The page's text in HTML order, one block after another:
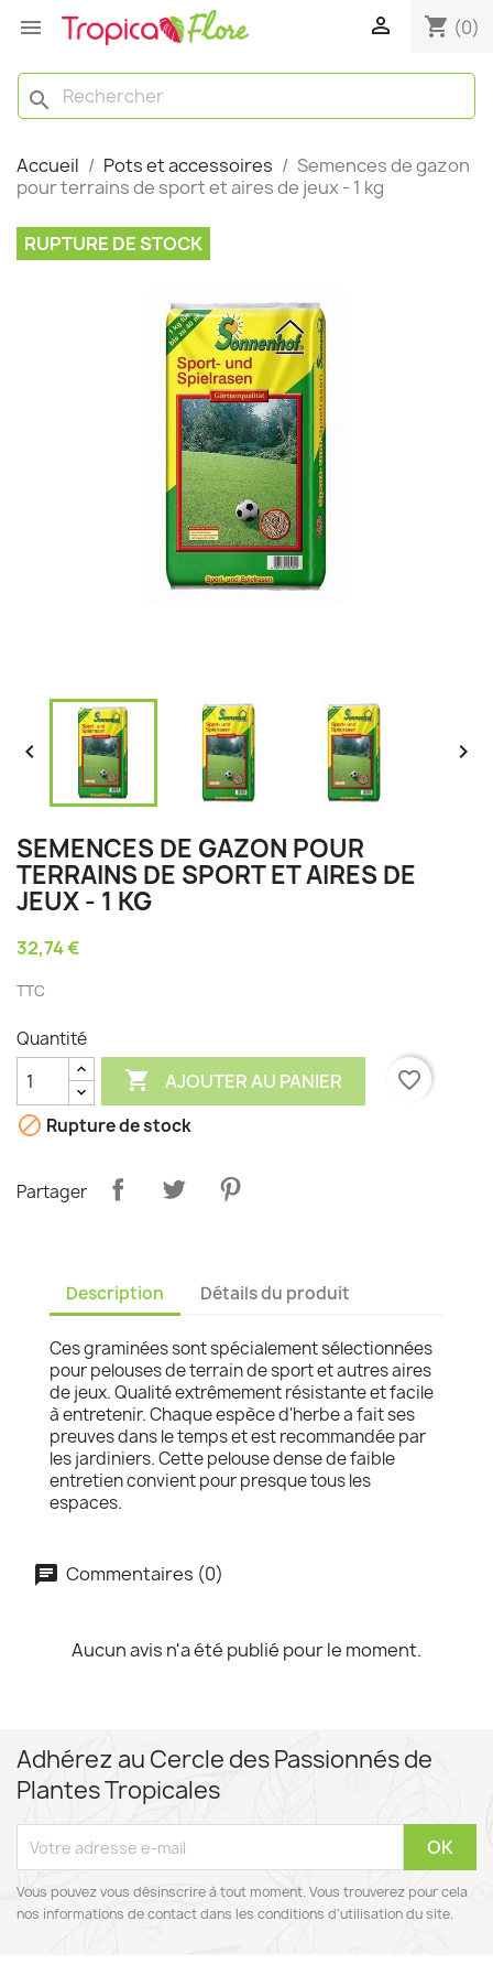
  shopping_cart (0)
search
Accueil Pots et accessoires
Semences de gazon
pour terrains de sport et aires de jeux - 1 kg
RUPTURE DE STOCK
 
SEMENCES DE GAZON POUR
TERRAINS DE SPORT ET AIRES DE
JEUX - 1 KG
32,74 €
TTC
Quantité
 AJOUTER AU PANIER
favorite_border
 Rupture de stock
Partager
Description Détails du produit
Ces graminées sont spécialement sélectionnées
pour pelouses de terrain de sport et autres aires
de jeux. Qualité extrêmement résistante et facile
à entretenir. Chaque espèce d'herbe a fait ses
preuves dans le temps et est recommandée par
les jardiniers. Cette pelouse dense de faible
entretien convient pour presque tous les
espaces.
Commentaires (0)
Aucun avis n'a été publié pour le moment.
Adhérez au Cercle des Passionnés de
Plantes Tropicales
Vous pouvez vous désinscrire à tout moment. Vous trouverez pour cela
nos informations de contact dans les conditions d'utilisation du site.